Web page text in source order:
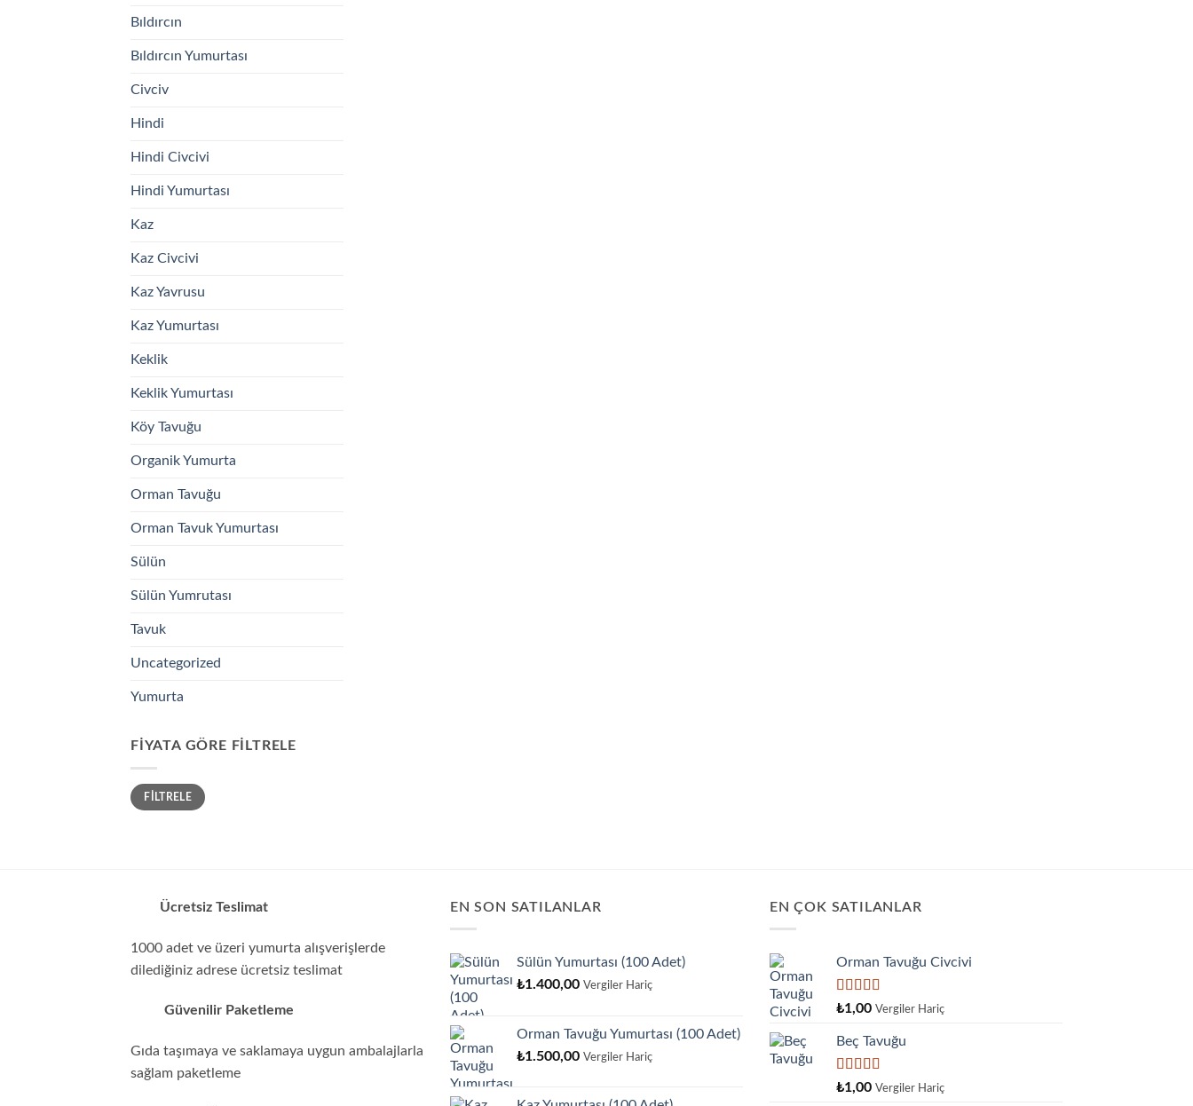
Bıldırcın
Bıldırcın Yumurtası
Civciv
Hindi
Hindi Civcivi
Hindi Yumurtası
Kaz
Kaz Civcivi
Kaz Yavrusu
Kaz Yumurtası
Keklik
Keklik Yumurtası
Köy Tavuğu
Organik Yumurta
Orman Tavuğu
Orman Tavuk Yumurtası
Sülün
Sülün Yumrutası
Tavuk
Uncategorized
Yumurta
FIYATA GÖRE FILTRELE
En
düşük
fiyat
En
yüksek
fiyat
FILTRELE
Ücretsiz Teslimat
1000 adet ve üzeri yumurta alışverişlerde
dilediğiniz adrese ücretsiz teslimat
Güvenilir Paketleme
Gıda taşımaya ve saklamaya uygun ambalajlarla
sağlam paketleme
EN SON SATILANLAR
Sülün Yumurtası (100 Adet)
₺1.400,00 Vergiler Hariç
Orman Tavuğu Yumurtası (100 Adet)
₺1.500,00 Vergiler Hariç
EN ÇOK SATILANLAR
Orman Tavuğu Civcivi
5 üzerinden
₺1,00 Vergiler Hariç
Beç Tavuğu
5
₺1,00 Vergiler Hariç